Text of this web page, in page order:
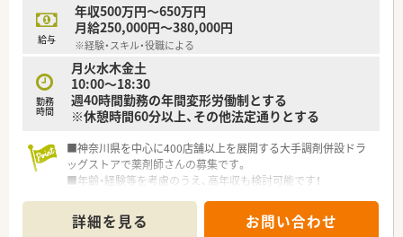
＼ 店舗情報 ／
・内科クリニックの門前薬局です！
・薬剤師は2名在籍。一日平均40枚の処方箋を対応しています。
給与
年収500万円～650万円
月給250,000円～380,000円
※経験・スキル・役職による
勤務
時間
月火水木金土
10:00～18:30
週40時間勤務の年間変形労働制とする
※休憩時間60分以上、その他法定通りとする
■神奈川県を中心に400店舗以上を展開する大手調剤併設ドラ
ッグストアで薬剤師さんの募集です。
■年齢・経験等を考慮のうえ、高年収も検討可能です！
おり働きやすい環境です。
詳細を見る お問い合わせ